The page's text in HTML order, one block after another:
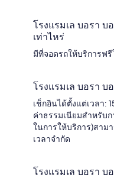
โรงแรมเล บอรา บ
เท่าไหร่
มีที่จอดรถให้บริการฟรี
โรงแรมเล บอรา บ
เช็กอินได้ตั้งแต่เวลา:
ค่าธรรมเนียมสำหรับ
ในการให้บริการ)สาม
เวลาจำกัด
โรงแรมเล บอรา บ